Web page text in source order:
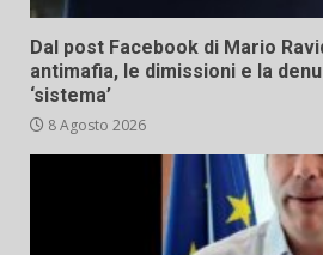
Dal post Facebook di Mario
antimafia, le dimissioni e la
‘sistema’
8 Agosto 2026